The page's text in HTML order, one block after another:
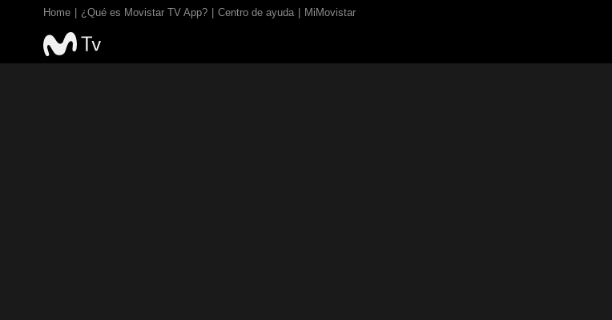
Home ¿Qué es Movistar TV App? Centro de ayuda MiMovistar